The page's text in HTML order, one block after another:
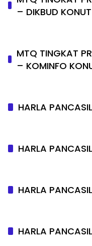
– DIKBUD KONUT
MTQ TINGKAT
– KOMINFO
HARLA
HARLA
HARLA
HARLA